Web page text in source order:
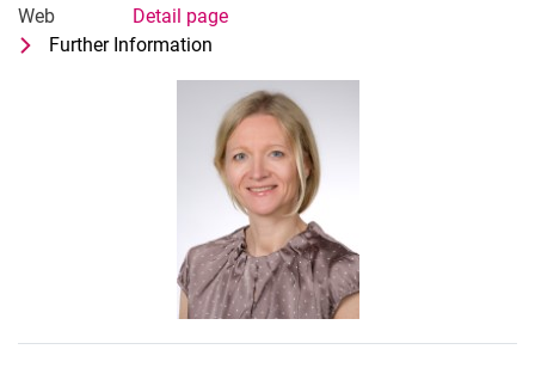
Web
Detail page
Further Information